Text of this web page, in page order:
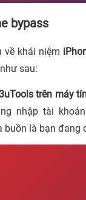
bypass
về khái niệm
sau:
trên máy
nhập tài
là bạn đang